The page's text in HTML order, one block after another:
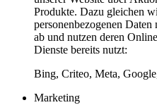
Produkte. Dazu gleichen
personenbezogenen
ab und nutzen deren
Dienste bereits nutzt:
Bing, Criteo, Meta,
Marketing